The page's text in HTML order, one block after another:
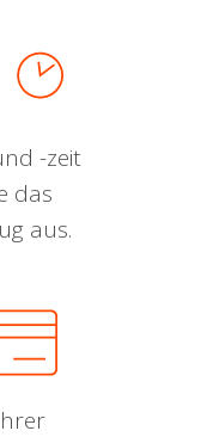
-zeit
das
aus.